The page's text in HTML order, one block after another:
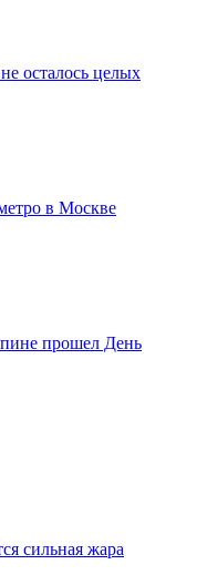
осталось целых
в Москве
прошел День
сильная жара